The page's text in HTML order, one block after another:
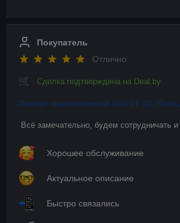
Покупатель
Отлично
Сделка подтверждена на Deal.by
Люверс оцинкованный d10 01.10,
Всё замечательно, будем сотрудничать
Хорошее обслуживание
Актуальное описание
Быстро связались